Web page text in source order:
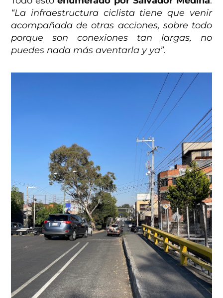
“La infraestructura ciclista tiene que venir
acompañada de otras acciones, sobre todo
porque son conexiones tan largas, no
puedes nada más aventarla y ya”.